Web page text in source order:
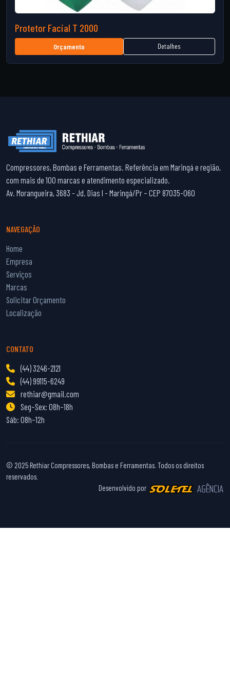
Protetor Facial T 2000
Orçamento Detalhes
Compressores, Bombas e Ferramentas. Referência em Maringá e região,
com mais de 100 marcas e atendimento especializado.
Av. Morangueira, 3683 - Jd. Dias I - Maringá/Pr – CEP 87035-060
NAVEGAÇÃO
Home
Empresa
Serviços
Marcas
Solicitar Orçamento
Localização
CONTATO
(44) 3246-2121
(44) 99115-6249
rethiar@gmail.com
Seg–Sex: 08h–18h
Sáb: 08h–12h
© 2025 Rethiar Compressores, Bombas e Ferramentas. Todos os direitos
reservados.
Desenvolvido por